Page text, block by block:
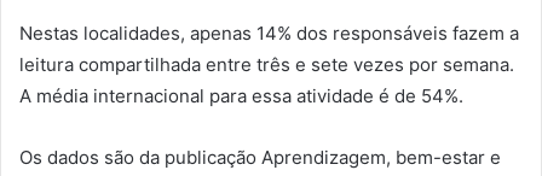
Nestas localidades, apenas 14% dos responsáveis fazem a
leitura compartilhada entre três e sete vezes por semana.
A média internacional para essa atividade é de 54%.
Os dados são da publicação Aprendizagem, bem-estar e